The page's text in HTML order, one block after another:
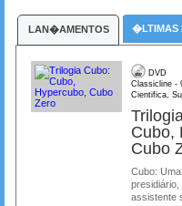
LAN�AMENTOS �LTIMAS
DVD
Classicline -
Cientifica,
Cubo,
Cubo
Cubo:
presidiário,
assistente